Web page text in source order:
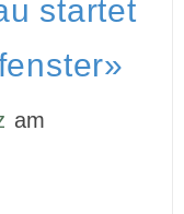
startet
am